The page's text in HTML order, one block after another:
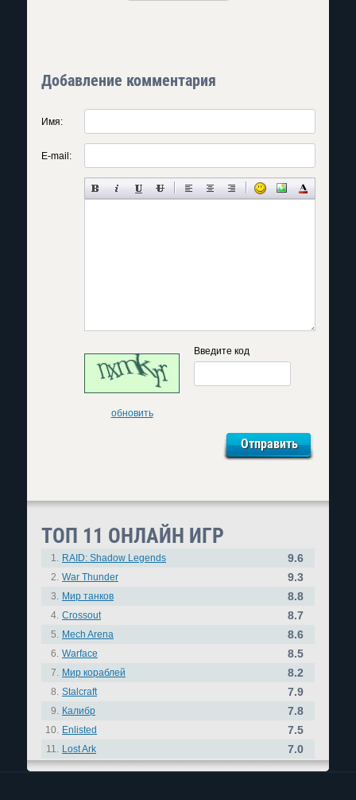
Добавление комментария
Имя:
E-mail:
обновить
Введите код
ТОП 11 ОНЛАЙН ИГР
1. RAID: Shadow Legends 9.6
2. War Thunder 9.3
3. Мир танков 8.8
4. Crossout 8.7
5. Mech Arena 8.6
6. Warface 8.5
7. Мир кораблей 8.2
8. Stalcraft 7.9
9. Калибр 7.8
10. Enlisted 7.5
11. Lost Ark 7.0